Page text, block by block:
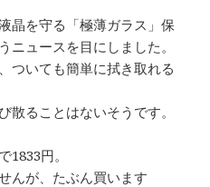
晶を守る「極薄ガラス」保
ニュースを目にしました。
ついても簡単に拭き取れる
散ることはないそうです。
1833円。
んが、たぶん買います